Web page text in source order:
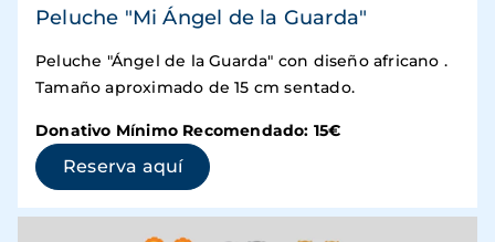
Peluche "Mi Ángel de la Guarda"
Peluche "Ángel de la Guarda" con diseño africano .
Tamaño aproximado de 15 cm sentado.
Donativo Mínimo Recomendado: 15€
Reserva aquí(se abre en una ventana nueva)